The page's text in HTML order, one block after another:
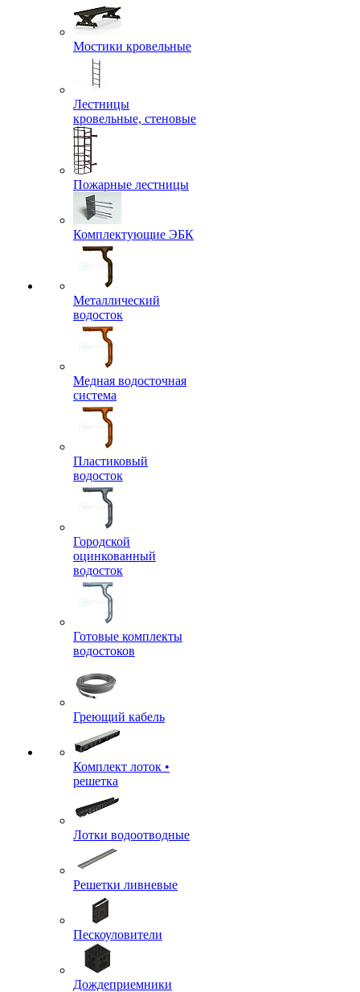
Мостики кровельные
Лестницы
кровельные, стеновые
Пожарные лестницы
Комплектующие ЭБК
Металлический
водосток
Медная водосточная
система
Пластиковый
водосток
Городской
оцинкованный
водосток
Готовые комплекты
водостоков
Греющий кабель
Комплект лоток •
решетка
Лотки водоотводные
Решетки ливневые
Пескоуловители
Дождеприемники